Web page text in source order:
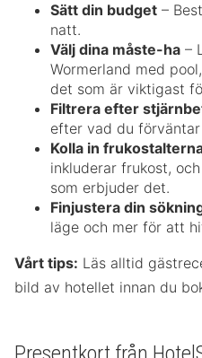
Sätt din budget –
natt.
Välj dina måste-ha –
Wormerland med
det som är viktigast
Filtrera efter
efter vad du
Kolla in
inkluderar frukost,
som erbjuder det.
Finjustera din
läge och mer för att
Vårt tips: Läs alltid
bild av hotellet innan du